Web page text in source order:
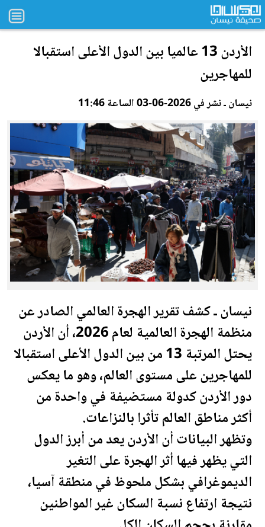
الأردن
13 عالميا بين الدول الأعلى استقبالا
للمهاجرين
نيسان ـ نشر في 2026-06-03 الساعة 11:46
نيسان ـ كشف تقرير الهجرة العالمي الصادر عن
منظمة الهجرة العالمية لعام 2026، أن
الأردن
يحتل المرتبة 13 من بين الدول الأعلى استقبالا
للمهاجرين على مستوى العالم، وهو ما يعكس
دورالأردنكدولة مستضيفة في واحدة من
أكثر مناطق العالم تأثرا بالنزاعات.
وتظهر البيانات أنالأردنيعد من أبرز الدول
التي يظهر فيها أثر الهجرة على التغير
الديموغرافي بشكل ملحوظ في منطقة آسيا،
نتيجة ارتفاع نسبة السكان غير المواطنين